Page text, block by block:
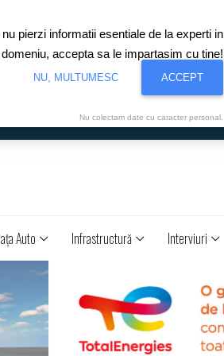
Auto Infrastructură Interviuri
pierzi informatii esentiale de la experti in
domeniu, accepta sa le impartasim cu tine!
NU, MULTUMESC ACCEPT
Nu colectam date cu caracter personal.